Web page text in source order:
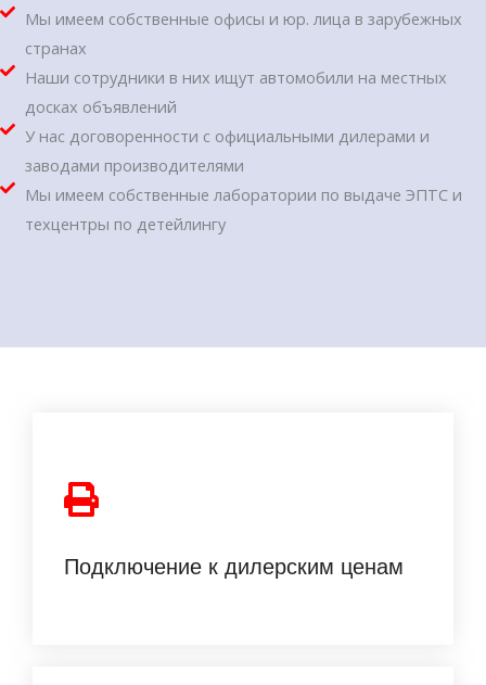
Мы имеем собственные офисы и юр. лица в зарубежных
странах
Наши сотрудники в них ищут автомобили на местных
досках объявлений
У нас договоренности с официальными дилерами и
заводами производителями
Мы имеем собственные лаборатории по выдаче ЭПТС и
техцентры по детейлингу
Подключение к дилерским ценам
Доступ к эксклюзивным ценам на автомобили